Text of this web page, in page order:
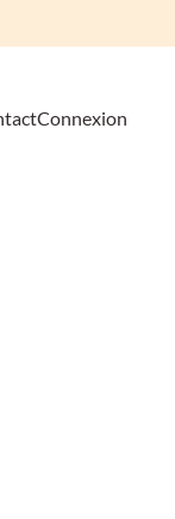
Connexion